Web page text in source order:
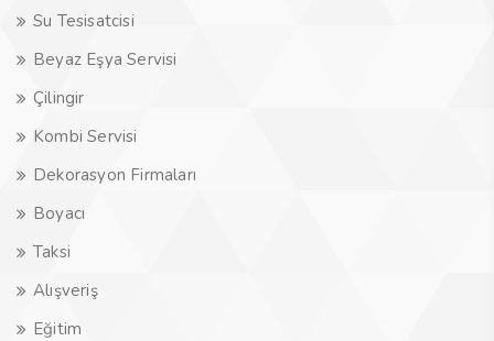
Su Tesisatcisi
Beyaz Eşya Servisi
Çilingir
Kombi Servisi
Dekorasyon Firmaları
Boyacı
Taksi
Alışveriş
Eğitim